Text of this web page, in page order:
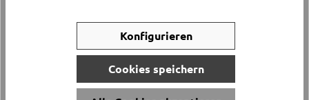
Versand & Lieferung
Lieferung und Montage
Konfigurieren
Cookies speichern